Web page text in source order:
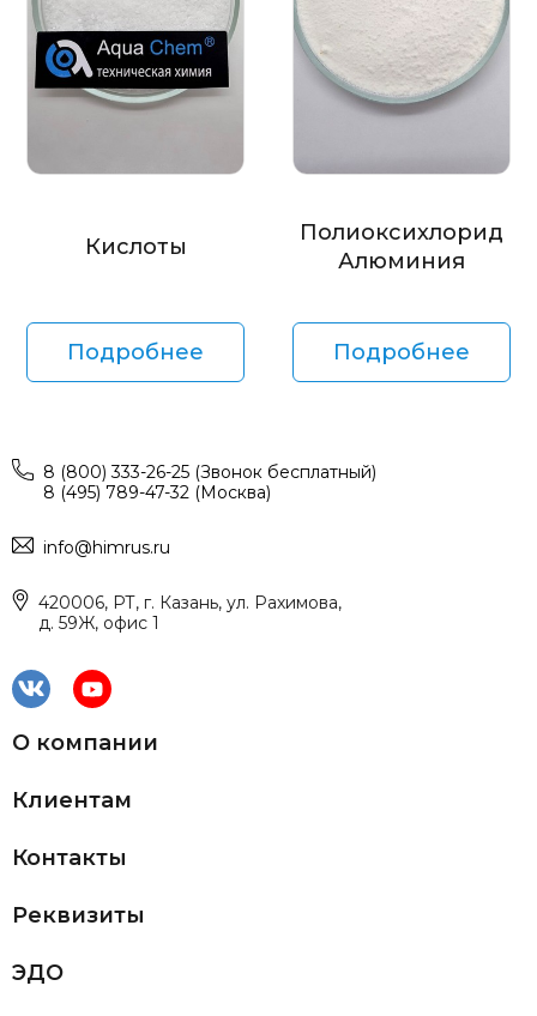
Кислоты
Подробнее
Полиоксихлорид
Алюминия
Подробнее
8 (800) 333-26-25 (Звонок бесплатный)
8 (495) 789-47-32 (Москва)
info@himrus.ru
420006, РТ, г. Казань, ул. Рахимова,
д. 59Ж, офис 1
О компании
Клиентам
Контакты
Реквизиты
ЭДО